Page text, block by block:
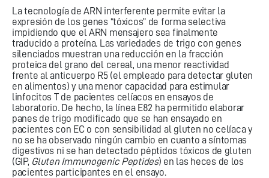
La tecnología de ARN interferente permite evitar la
expresión de los genes “tóxicos” de forma selectiva
impidiendo que el ARN mensajero sea finalmente
traducido a proteína. Las variedades de trigo con genes
silenciados muestran una reducción en la fracción
proteica del grano del cereal, una menor reactividad
frente al anticuerpo R5 (el empleado para detectar gluten
en alimentos) y una menor capacidad para estimular
linfocitos T de pacientes celíacos en ensayos de
laboratorio. De hecho, la línea E82 ha permitido elaborar
panes de trigo modificado que se han ensayado en
pacientes con EC o con sensibilidad al gluten no celíaca y
no se ha observado ningún cambio en cuanto a síntomas
digestivos ni se han detectado péptidos tóxicos de gluten
(GIP, Gluten Immunogenic Peptides) en las heces de los
pacientes participantes en el ensayo.